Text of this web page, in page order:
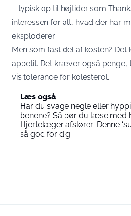
– typisk op til højtider som
interessen for alt, hvad der har
eksploderer.
Men som fast del af kosten?
appetit. Det kræver også penge,
vis tolerance for kolesterol.
Læs også
Har du svage negle eller
benene? Så bør du læse med
Hjertelæger afslører: Denne
så god for dig